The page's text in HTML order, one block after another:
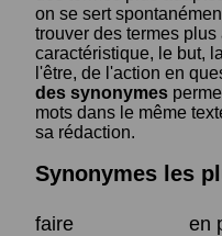
on se sert
trouver des termes
caractéristique, le but,
l'être, de l'action en
des synonymes
mots dans le même
sa rédaction.
Synonymes les
faire
en